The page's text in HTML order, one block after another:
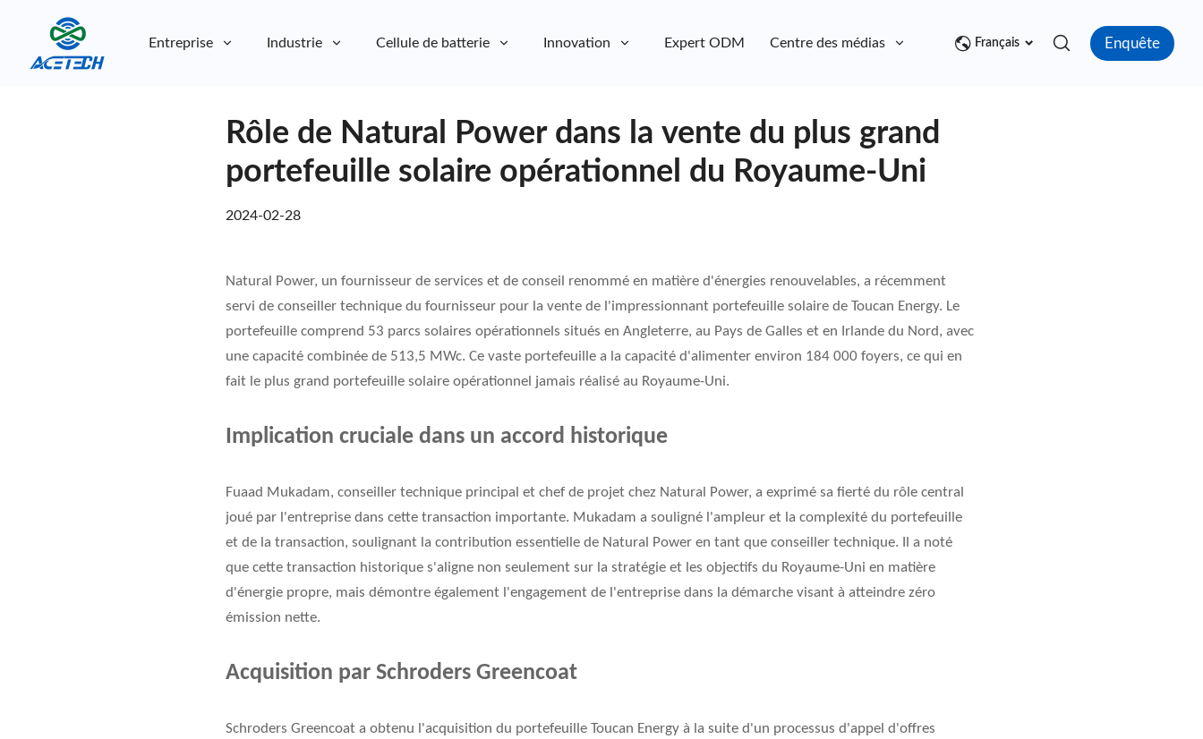
Entreprise Industrie Cellule de batterie Innovation Expert ODM Centre des médias ContactFrançais Enquête
Rôle de Natural Power dans la vente du plus grand
portefeuille solaire opérationnel du Royaume-Uni
2024-02-28
Natural Power, un fournisseur de services et de conseil renommé en matière d'énergies renouvelables, a récemment
servi de conseiller technique du fournisseur pour la vente de l'impressionnant portefeuille solaire de Toucan Energy. Le
portefeuille comprend 53 parcs solaires opérationnels situés en Angleterre, au Pays de Galles et en Irlande du Nord, avec
une capacité combinée de 513,5 MWc. Ce vaste portefeuille a la capacité d'alimenter environ 184 000 foyers, ce qui en
fait le plus grand portefeuille solaire opérationnel jamais réalisé au Royaume-Uni.
Implication cruciale dans un accord historique
Fuaad Mukadam, conseiller technique principal et chef de projet chez Natural Power, a exprimé sa fierté du rôle central
joué par l'entreprise dans cette transaction importante. Mukadam a souligné l'ampleur et la complexité du portefeuille
et de la transaction, soulignant la contribution essentielle de Natural Power en tant que conseiller technique. Il a noté
que cette transaction historique s'aligne non seulement sur la stratégie et les objectifs du Royaume-Uni en matière
d'énergie propre, mais démontre également l'engagement de l'entreprise dans la démarche visant à atteindre zéro
émission nette.
Acquisition par Schroders Greencoat
Schroders Greencoat a obtenu l'acquisition du portefeuille Toucan Energy à la suite d'un processus d'appel d'offres